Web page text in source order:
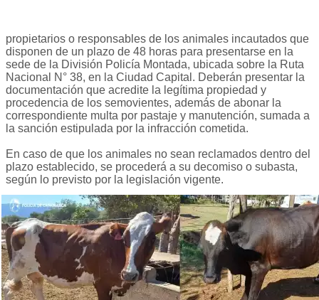
propietarios o responsables de los animales incautados que
disponen de un plazo de 48 horas para presentarse en la
sede de la División Policía Montada, ubicada sobre la Ruta
Nacional N° 38, en la Ciudad Capital. Deberán presentar la
documentación que acredite la legítima propiedad y
procedencia de los semovientes, además de abonar la
correspondiente multa por pastaje y manutención, sumada a
la sanción estipulada por la infracción cometida.
En caso de que los animales no sean reclamados dentro del
plazo establecido, se procederá a su decomiso o subasta,
según lo previsto por la legislación vigente.